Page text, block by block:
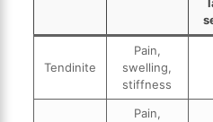
Tendinite
Pain,
swelling,
stiffness
Pain,